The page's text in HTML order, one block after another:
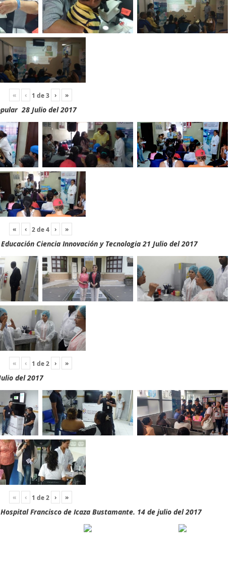
« ‹ 1 de3 › »
28 Julio del 2017
« ‹ 2de4 › »
Ciencia Innovación y Tecnologia 21 Julio del 2017
« ‹ 1 de2 › »
del 2017
« ‹ 1 de2 › »
Francisco de Icaza Bustamante. 14 de julio del 2017